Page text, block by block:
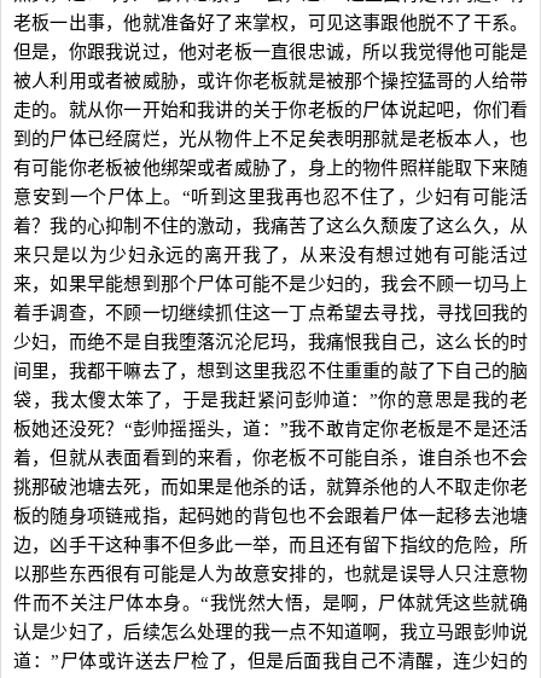
老板一出事，他就准备好了来掌权，可见这事跟他脱不了干系。
但是，你跟我说过，他对老板一直很忠诚，所以我觉得他可能是
被人利用或者被威胁，或许你老板就是被那个操控猛哥的人给带
走的。就从你一开始和我讲的关于你老板的尸体说起吧，你们看
到的尸体已经腐烂，光从物件上不足矣表明那就是老板本人，也
有可能你老板被他绑架或者威胁了，身上的物件照样能取下来随
意安到一个尸体上。“听到这里我再也忍不住了，少妇有可能活
着？我的心抑制不住的激动，我痛苦了这么久颓废了这么久，从
来只是以为少妇永远的离开我了，从来没有想过她有可能活过
来，如果早能想到那个尸体可能不是少妇的，我会不顾一切马上
着手调查，不顾一切继续抓住这一丁点希望去寻找，寻找回我的
少妇，而绝不是自我堕落沉沦尼玛，我痛恨我自己，这么长的时
间里，我都干嘛去了，想到这里我忍不住重重的敲了下自己的脑
袋，我太傻太笨了，于是我赶紧问彭帅道：”你的意思是我的老
板她还没死？“彭帅摇摇头，道：”我不敢肯定你老板是不是还活
着，但就从表面看到的来看，你老板不可能自杀，谁自杀也不会
挑那破池塘去死，而如果是他杀的话，就算杀他的人不取走你老
板的随身项链戒指，起码她的背包也不会跟着尸体一起移去池塘
边，凶手干这种事不但多此一举，而且还有留下指纹的危险，所
以那些东西很有可能是人为故意安排的，也就是误导人只注意物
件而不关注尸体本身。“我恍然大悟，是啊，尸体就凭这些就确
认是少妇了，后续怎么处理的我一点不知道啊，我立马跟彭帅说
道：”尸体或许送去尸检了，但是后面我自己不清醒，连少妇的